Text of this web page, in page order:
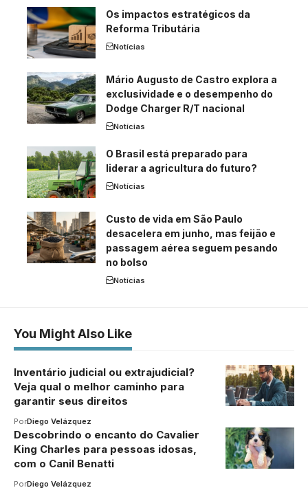
Os impactos estratégicos da
Reforma Tributária
Notícias
Mário Augusto de Castro explora a
exclusividade e o desempenho do
Dodge Charger R/T nacional
Notícias
O Brasil está preparado para
liderar a agricultura do futuro?
Notícias
Custo de vida em São Paulo
desacelera em junho, mas feijão e
passagem aérea seguem pesando
no bolso
Notícias
You Might Also Like
Inventário judicial ou extrajudicial?
Veja qual o melhor caminho para
garantir seus direitos
PorDiego Velázquez
Descobrindo o encanto do Cavalier
King Charles para pessoas idosas,
com o Canil Benatti
PorDiego Velázquez